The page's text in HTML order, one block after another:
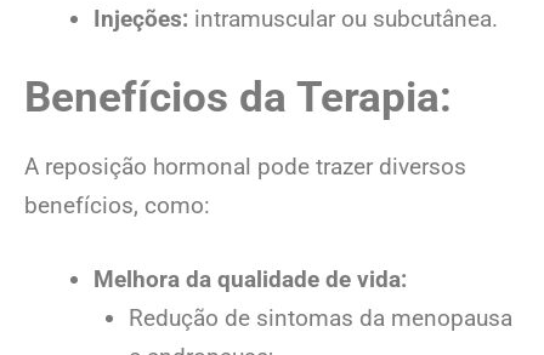
Injeções: intramuscular ou subcutânea.
Benefícios da Terapia:
A reposição hormonal pode trazer diversos
benefícios, como:
Melhora da qualidade de vida:
Redução de sintomas da menopausa